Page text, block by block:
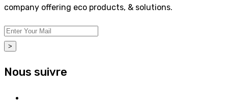
company offering eco products, & solutions.
>
Nous suivre